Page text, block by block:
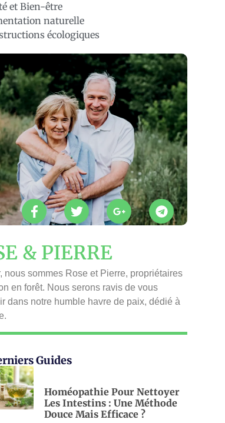
et Bien-être
naturelle
écologiques
& PIERRE
nous sommes Rose et Pierre, propriétaires
en forêt. Nous serons ravis de vous
dans notre humble havre de paix, dédié à
Guides
Homéopathie Pour Nettoyer
Les Intestins : Une Méthode
Douce Mais Efficace ?